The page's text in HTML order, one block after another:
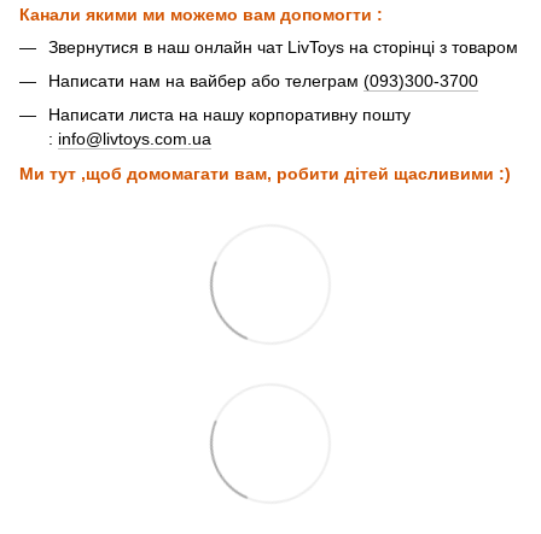
Канали якими ми можемо вам допомогти :
Звернутися в наш онлайн чат LivToys на сторінці з товаром
Написати нам на вайбер або телеграм (093)300-3700
Написати листа на нашу корпоративну пошту
: info@livtoys.com.ua
Ми тут ,щоб домомагати вам, робити дітей щасливими :)